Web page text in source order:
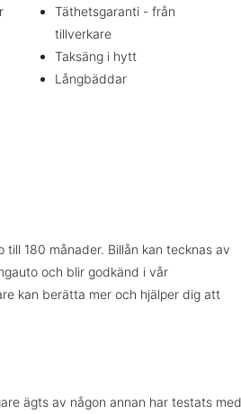
Täthetsgaranti - från
tillverkare
Taksäng i hytt
Långbäddar
till 180 månader. Billån kan tecknas av
och blir godkänd i vår
kan berätta mer och hjälper dig att
ägts av någon annan har testats med